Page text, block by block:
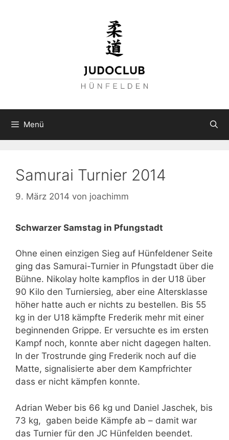
Menü
Samurai Turnier 2014
9. März 2014 von joachimm
Schwarzer Samstag in Pfungstadt
Ohne einen einzigen Sieg auf Hünfeldener Seite
ging das Samurai-Turnier in Pfungstadt über die
Bühne. Nikolay holte kampflos in der U18 über
90 Kilo den Turniersieg, aber eine Altersklasse
höher hatte auch er nichts zu bestellen. Bis 55
kg in der U18 kämpfte Frederik mehr mit einer
beginnenden Grippe. Er versuchte es im ersten
Kampf noch, konnte aber nicht dagegen halten.
In der Trostrunde ging Frederik noch auf die
Matte, signalisierte aber dem Kampfrichter
dass er nicht kämpfen konnte.
Adrian Weber bis 66 kg und Daniel Jaschek, bis
73 kg, gaben beide Kämpfe ab – damit war
das Turnier für den JC Hünfelden beendet.